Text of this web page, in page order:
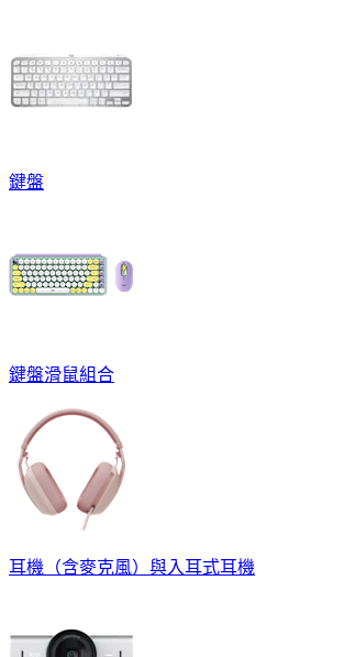
鍵盤
鍵盤滑鼠組合
耳機（含麥克風）與入耳式耳機